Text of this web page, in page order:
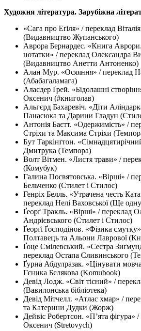
Художня література. Зарубіжна
«Сага про Еґіля» / переклад
(Видавництво Жупанського)
Аврора Бернардес. «Книга Аврори.
нотатки» / переклад Олександра
(Видавництво Анетти Антоненко)
Алан Мур. «Осяяння» / переклад
(Абабагаламага)
Аласдер Ґрей. «Бідолашні
Оксенич (#книголав)
Альгєрд Бахаревіч. «Діти
Панасюка та Дарини Гладун
Антонія Баєтт. «Одержимість» /
Стріхи та Максима Стріхи
Бут Таркінґтон.
Дмитрука (Темпора)
Волт Вітмен. «Листя трави» /
(Комубук)
Галина Посвятовська. «Вірші» /
Бельченко (Стилет і Стилос)
Генріх Белль. «Утрачена честь
переклад Нелі Ваховської (Ще
Ґеорґ Тракль. «Вірші» / переклад
Андрієвського (Стилет і Стилос)
Ґеорґі Ґосподінов. «Фізика
Полтавець та Альони Лаврової
Ґоце Смілевський. «Сестра
переклад Остапа Сливинського
Ґурна Абдулразак. «Цінувати
Гєника Бєлякова (Komubook)
Девід Лодж. «Світ тісний» /
(Вавилонська бібліотека)
Девід Мітчелл. «Атлас хмар» /
та Катерини Дудки (Жорж)
Дейвіс Робертсон. «Пʼята фігура»
Оксенич (Stretovych)